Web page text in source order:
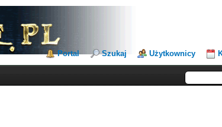
Portal Szukaj Użytkownicy